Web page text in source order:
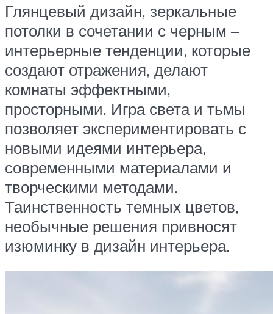
Глянцевый дизайн, зеркальные
потолки в сочетании с черным –
интерьерные тенденции, которые
создают отражения, делают
комнаты эффектными,
просторными. Игра света и тьмы
позволяет экспериментировать с
новыми идеями интерьера,
современными материалами и
творческими методами.
Таинственность темных цветов,
необычные решения привносят
изюминку в дизайн интерьера.